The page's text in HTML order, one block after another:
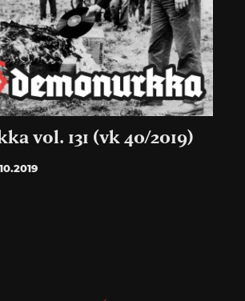
vol. 131 (vk 40/2019)